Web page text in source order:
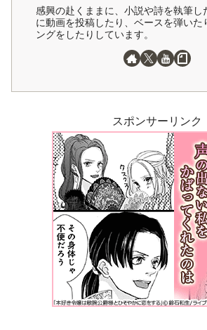
感興の赴くままに、小説や詩を執筆し
に動画を投稿したり、ベースを弾いた
ングをしたりしています。
スポンサーリンク